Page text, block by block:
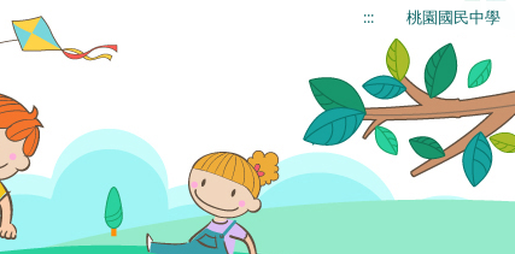
::: 桃園國民中學